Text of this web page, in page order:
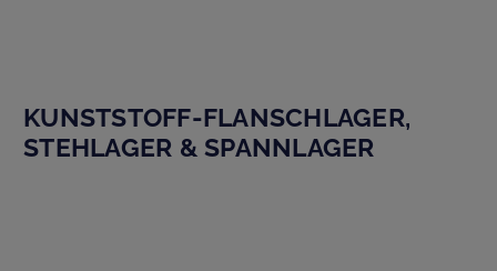
KUNSTSTOFF-FLANSCHLAGER,
STEHLAGER & SPANNLAGER